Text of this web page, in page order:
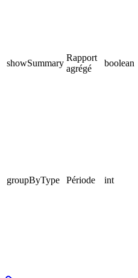
showSummary
Rapport
agrégé
boolean
groupByType Période int